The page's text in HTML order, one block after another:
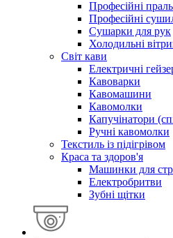
Професійні
Професійні
Сушарки для рук
Холодильні
Світ кави
Електричні
Кавоварки
Кавомашини
Кавомолки
Капучінатори
Ручні кавомолки
Текстиль із підігрівом
Краса та здоров'я
Машинки для
Електробритви
Зубні щітки